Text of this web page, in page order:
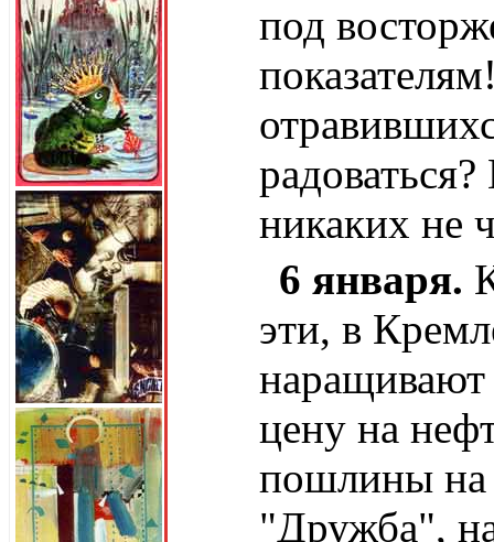
под
никаких не
6 января.
эти, в
наращивают
цену на
пошлины на
"Дружба",